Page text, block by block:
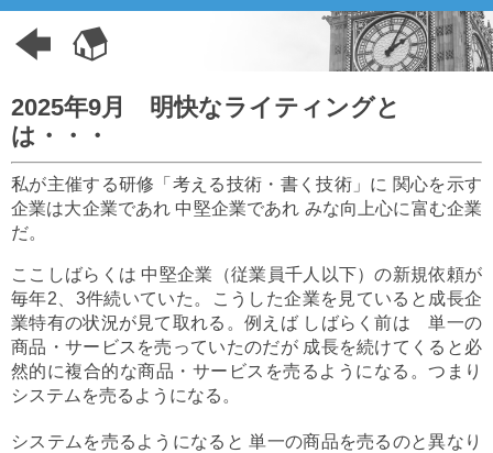
2025年9月 明快なライティングと
は・・・
私が主催する研修「考える技術・書く技術」に 関心を示す
企業は大企業であれ 中堅企業であれ みな向上心に富む企業
だ。
ここしばらくは 中堅企業（従業員千人以下）の新規依頼が
毎年2、3件続いていた。こうした企業を見ていると成長企
業特有の状況が見て取れる。例えば しばらく前は 単一の
商品・サービスを売っていたのだが 成長を続けてくると必
然的に複合的な商品・サービスを売るようになる。つまり
システムを売るようになる。
システムを売るようになると 単一の商品を売るのと異なり